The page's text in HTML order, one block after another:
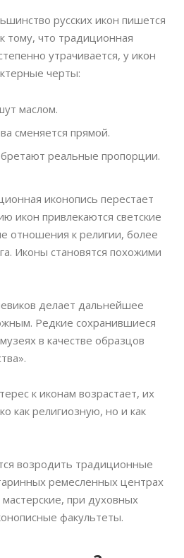
русских икон пишется
тому, что традиционная
утрачивается, у икон
черты:
маслом.
сменяется прямой.
реальные пропорции.
иконопись перестает
икон привлекаются светские
отношения к религии, более
Иконы становятся похожими
делает дальнейшее
Редкие сохранившиеся
в качестве образцов
к иконам возрастает, их
как религиозную, но и как
возродить традиционные
ремесленных центрах
при духовных
факультеты.